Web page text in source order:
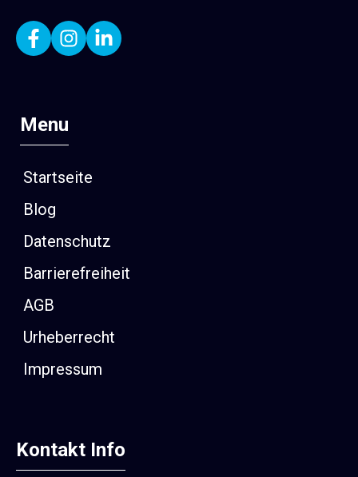
Menu
Startseite
Blog
Datenschutz
Barrierefreiheit
AGB
Urheberrecht
Impressum
Kontakt Info